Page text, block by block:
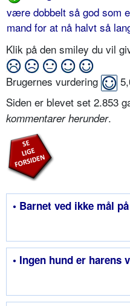
være dobbelt så god som
mand for at nå halvt så
Klik på den smiley du vil
Brugernes vurdering
Siden er blevet set 2.853
kommentarer herunder.
• Barnet ved ikke mål
• Ingen hund er harens